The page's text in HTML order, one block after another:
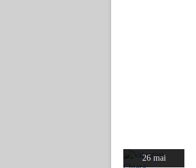
26 mai